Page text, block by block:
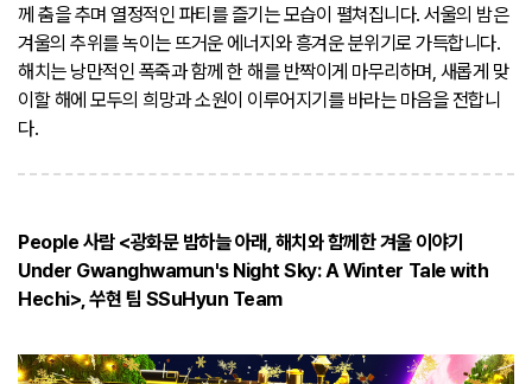
께 춤을 추며 열정적인 파티를 즐기는 모습이 펼쳐집니다. 서울의 밤은
겨울의 추위를 녹이는 뜨거운 에너지와 흥겨운 분위기로 가득합니다.
해치는 낭만적인 폭죽과 함께 한 해를 반짝이게 마무리하며, 새롭게 맞
이할 해에 모두의 희망과 소원이 이루어지기를 바라는 마음을 전합니
다.
People 사람 <광화문 밤하늘 아래, 해치와 함께한 겨울 이야기
Under Gwanghwamun's Night Sky: A Winter Tale with
Hechi>, 쑤현 팀 SSuHyun Team